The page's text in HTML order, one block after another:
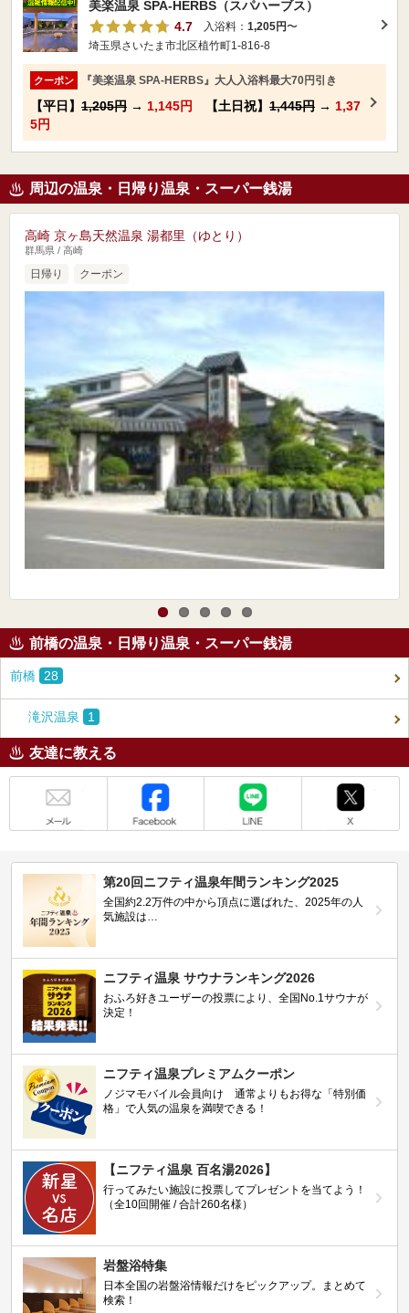
美楽温泉 SPA-HERBS（スパハーブス）
4.7
入浴料： 1,205円〜
埼玉県さいたま市北区植竹町1-816-8
クーポン 『美楽温泉 SPA-HERBS』大人入浴料最大70円引き
【平日】 1,205円 → 1,145円 【土日祝】 1,445円 → 1,37
5円
周辺の温泉・日帰り温泉・スーパー銭湯
高崎 京ヶ島天然温泉 湯都里（ゆとり）
群馬県 / 高崎
日帰り クーポン
前橋の温泉・日帰り温泉・スーパー銭湯
前橋 28
滝沢温泉 1
友達に教える
第20回ニフティ温泉年間ランキング2025
全国約2.2万件の中から頂点に選ばれた、2025年の人
気施設は…
ニフティ温泉 サウナランキング2026
おふろ好きユーザーの投票により、全国No.1サウナが
決定！
ニフティ温泉プレミアムクーポン
ノジマモバイル会員向け 通常よりもお得な「特別価
格」で人気の温泉を満喫できる！
【ニフティ温泉 百名湯2026】
行ってみたい施設に投票してプレゼントを当てよう！
（全10回開催 / 合計260名様）
岩盤浴特集
日本全国の岩盤浴情報だけをピックアップ。まとめて
検索！